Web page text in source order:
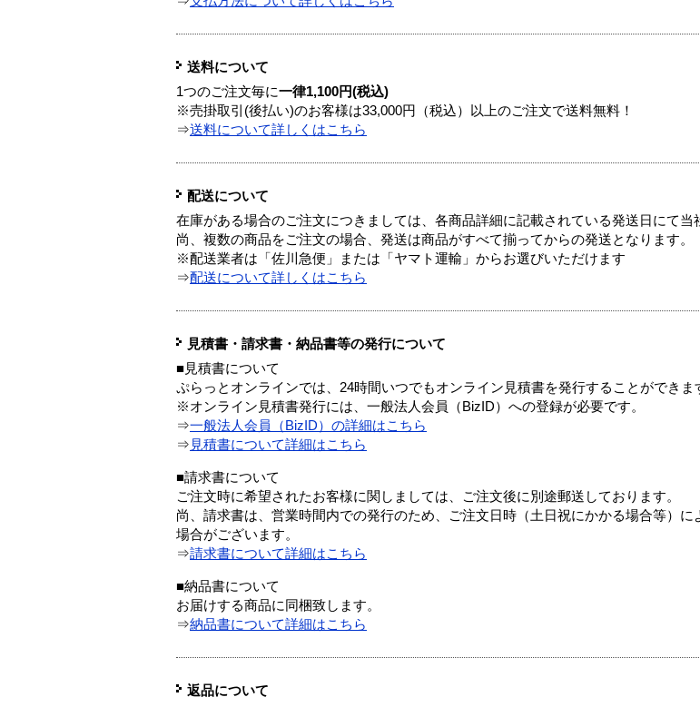
送料について
1つのご注文毎に一律1,100円(税込)
※売掛取引(後払い)のお客様は33,000円（税込）以上のご注文で送料無料！
⇒送料について詳しくはこちら
配送について
在庫がある場合のご注文につきましては、各商品詳細に記載されている発送日にて当
尚、複数の商品をご注文の場合、発送は商品がすべて揃ってからの発送となります。
※配送業者は「佐川急便」または「ヤマト運輸」からお選びいただけます
⇒配送について詳しくはこちら
見積書・請求書・納品書等の発行について
■見積書について
ぷらっとオンラインでは、24時間いつでもオンライン見積書を発行することができま
※オンライン見積書発行には、一般法人会員（BizID）への登録が必要です。
⇒一般法人会員（BizID）の詳細はこちら
⇒ 見積書について詳細はこちら
■請求書について
ご注文時に希望されたお客様に関しましては、ご注文後に別途郵送しております。
尚、請求書は、営業時間内での発行のため、ご注文日時（土日祝にかかる場合等）
場合がございます。
⇒請求書について詳細はこちら
■納品書について
お届けする商品に同梱致します。
⇒納品書について詳細はこちら
返品について